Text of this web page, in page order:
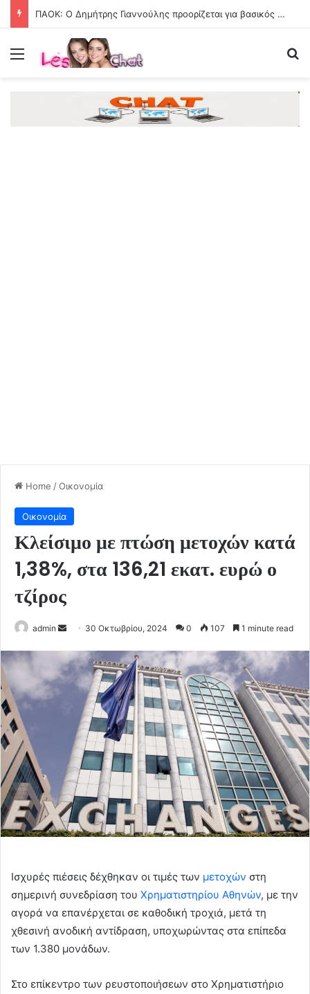
ΠΑΟΚ: Ο Δημήτρης Γιαννούλης προορίζεται για βασικός στη ρεβάνς του Europa League
Menu
Home /Οικονομία
Οικονομία
Κλείσιμο με πτώση μετοχών κατά
1,38%, στα 136,21 εκατ. ευρώ ο
τζίρος
admin
Send
email
30 Οκτωβρίου, 2024 0 107 1 minute read
Ισχυρές πιέσεις δέχθηκαν οι τιμές των μετοχών στη
σημερινή συνεδρίαση του Χρηματιστηρίου Αθηνών, με την
αγορά να επανέρχεται σε καθοδική τροχιά, μετά τη
χθεσινή ανοδική αντίδραση, υποχωρώντας στα επίπεδα
των 1.380 μονάδων.
Στο επίκεντρο των ρευστοποιήσεων στο Χρηματιστήριο